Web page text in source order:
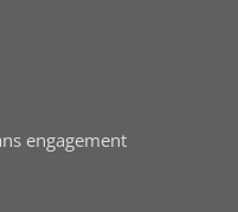
engagement